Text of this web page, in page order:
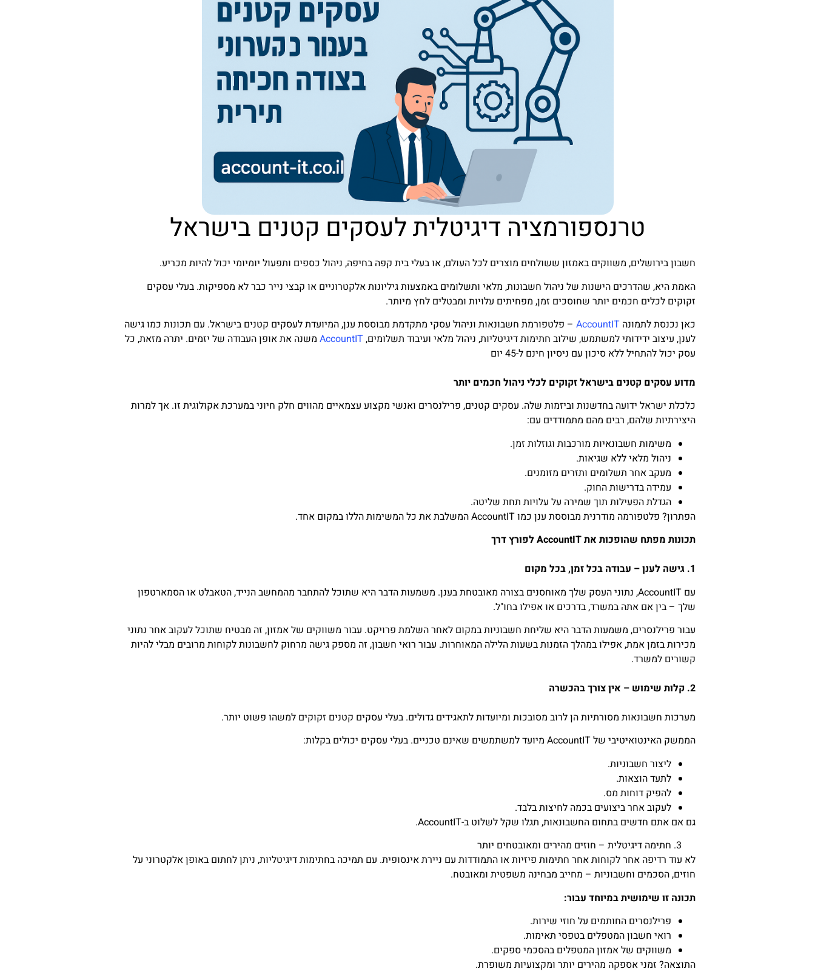
טרנספורמציה דיגיטלית לעסקים קטנים בישראל
חשבון בירושלים, משווקים באמזון ששולחים מוצרים לכל העולם, או בעלי בית קפה בחיפה, ניהול כספים ותפעול יומיומי יכול להיות מכריע.
האמת היא, שהדרכים הישנות של ניהול חשבונות, מלאי ותשלומים באמצעות גיליונות אלקטרוניים או קבצי נייר כבר לא מספיקות. בעלי עסקים
זקוקים לכלים חכמים יותר שחוסכים זמן, מפחיתים עלויות ומבטלים לחץ מיותר.
כאן נכנסת לתמונה AccountIT – פלטפורמת חשבונאות וניהול עסקי מתקדמת מבוססת ענן, המיועדת לעסקים קטנים בישראל. עם תכונות כמו גישה
לענן, עיצוב ידידותי למשתמש, שילוב חתימות דיגיטליות, ניהול מלאי ועיבוד תשלומים,AccountIT משנה את אופן העבודה של יזמים. יתרה מזאת, כל
עסק יכול להתחיל ללא סיכון עם ניסיון חינם ל-45 יום
מדוע עסקים קטנים בישראל זקוקים לכלי ניהול חכמים יותר
כלכלת ישראל ידועה בחדשנות וביזמות שלה. עסקים קטנים, פרילנסרים ואנשי מקצוע עצמאיים מהווים חלק חיוני במערכת אקולוגית זו. אך למרות
היצירתיות שלהם, רבים מהם מתמודדים עם:
משימות חשבונאיות מורכבות וגוזלות זמן.
ניהול מלאי ללא שגיאות.
מעקב אחר תשלומים ותזרים מזומנים.
עמידה בדרישות החוק.
הגדלת הפעילות תוך שמירה על עלויות תחת שליטה.
הפתרון? פלטפורמה מודרנית מבוססת ענן כמו AccountIT המשלבת את כל המשימות הללו במקום אחד.
תכונות מפתח שהופכות את AccountIT לפורץ דרך
1. גישה לענן – עבודה בכל זמן, בכל מקום
עם AccountIT, נתוני העסק שלך מאוחסנים בצורה מאובטחת בענן. משמעות הדבר היא שתוכל להתחבר מהמחשב הנייד, הטאבלט או הסמארטפון
שלך – בין אם אתה במשרד, בדרכים או אפילו בחו"ל.
עבור פרילנסרים, משמעות הדבר היא שליחת חשבוניות במקום לאחר השלמת פרויקט. עבור משווקים של אמזון, זה מבטיח שתוכל לעקוב אחר נתוני
מכירות בזמן אמת, אפילו במהלך הזמנות בשעות הלילה המאוחרות. עבור רואי חשבון, זה מספק גישה מרחוק לחשבונות לקוחות מרובים מבלי להיות
קשורים למשרד.
2. קלות שימוש – אין צורך בהכשרה
מערכות חשבונאות מסורתיות הן לרוב מסובכות ומיועדות לתאגידים גדולים. בעלי עסקים קטנים זקוקים למשהו פשוט יותר.
הממשק האינטואיטיבי של AccountIT מיועד למשתמשים שאינם טכניים. בעלי עסקים יכולים בקלות:
ליצור חשבוניות.
לתעד הוצאות.
להפיק דוחות מס.
לעקוב אחר ביצועים בכמה לחיצות בלבד.
גם אם אתם חדשים בתחום החשבונאות, תגלו שקל לשלוט ב-AccountIT.
חתימה דיגיטלית – חוזים מהירים ומאובטחים יותר
לא עוד רדיפה אחר לקוחות אחר חתימות פיזיות או התמודדות עם ניירת אינסופית. עם תמיכה בחתימות דיגיטליות, ניתן לחתום באופן אלקטרוני על
חוזים, הסכמים וחשבוניות – מחייב מבחינה משפטית ומאובטח.
תכונה זו שימושית במיוחד עבור:
פרילנסרים החותמים על חוזי שירות.
רואי חשבון המטפלים בטפסי תאימות.
משווקים של אמזון המטפלים בהסכמי ספקים.
התוצאה? זמני אספקה ​​מהירים יותר ומקצועיות משופרת.